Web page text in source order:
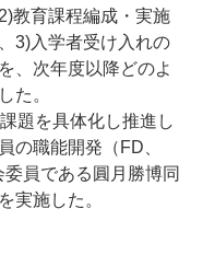
教育課程編成・実施
3)入学者受け入れの
、次年度以降どのよ
た。
題を具体化し推進し
の職能開発（FD、
員である圓月勝博同
実施した。